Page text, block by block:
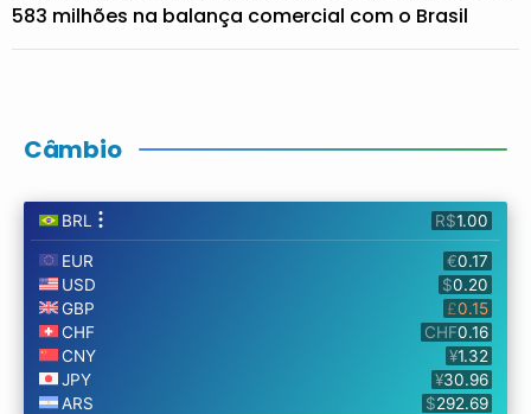
583 milhões na balança comercial com o Brasil
Câmbio